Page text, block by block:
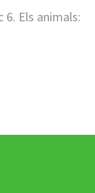
6. Els animals: